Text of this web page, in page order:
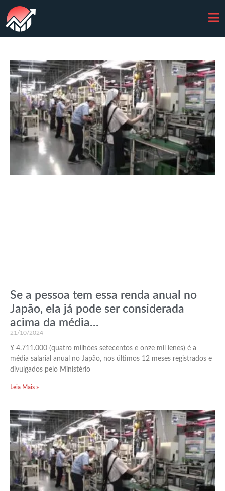
Se a pessoa tem essa renda anual no
Japão, ela já pode ser considerada
acima da média…
21/10/2024
¥ 4.711.000 (quatro milhões setecentos e onze mil ienes) é a
média salarial anual no Japão, nos últimos 12 meses registrados e
divulgados pelo Ministério
Leia Mais »